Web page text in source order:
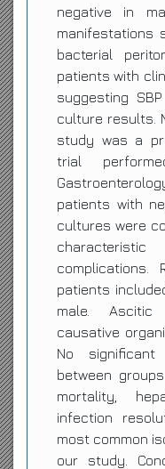
negative in
manifestations
bacterial
patients with
suggesting
culture results.
study was a
trial
patients with
cultures were
complications.
patients
male.
causative
No
between
mortality,
infection
most common
our study.